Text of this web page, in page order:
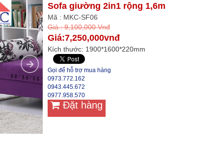
Sofa giường 2in1 rộng 1,6m
Mã : MKC-SF06
Giá : 9,100,000 Vnđ
Giá:7,250,000vnđ
Kích thước: 1900*1600*220mm
Gọi để hỗ trợ mua hàng
0973.772.162
0943.445.672
0977.958.570
Đặt hàng